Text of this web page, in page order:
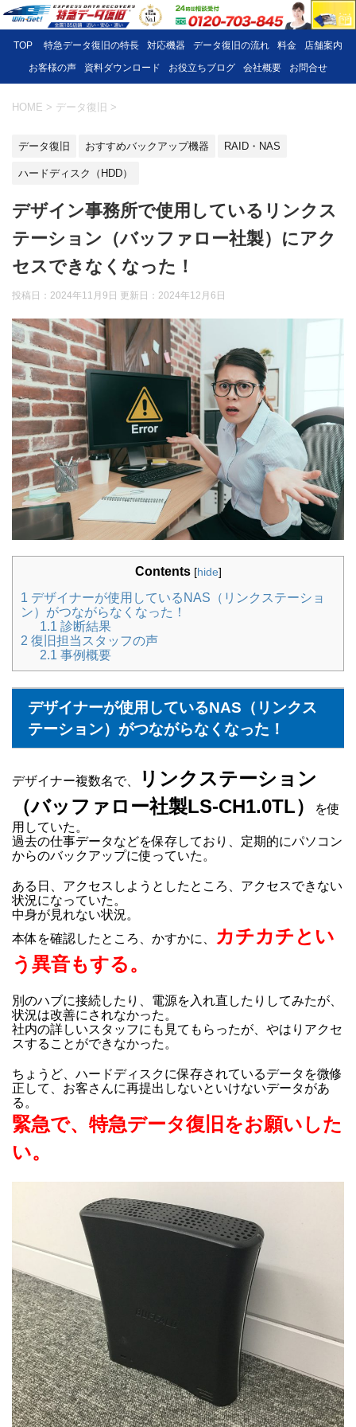
TOP 特急データ復旧の特長 対応機器 データ復旧の流れ 料金
店舗案内
お客様の声
資料ダウンロード お役立ちブログ 会社概要 お問合せ
HOME > データ復旧 >
データ復旧 おすすめバックアップ機器 RAID・NAS
ハードディスク（HDD）
デザイン事務所で使用しているリンクス
テーション（バッファロー社製）にアク
セスできなくなった！
投稿日：2024年11月9日 更新日： 2024年12月6日
Contents [hide]
1 デザイナーが使用しているNAS（リンクステーショ
ン）がつながらなくなった！
1.1 診断結果
2 復旧担当スタッフの声
2.1 事例概要
デザイナーが使用しているNAS（リンクス
テーション）がつながらなくなった！
デザイナー複数名で、
リンクステーション
（バッファロー社製LS-CH1.0TL）
を使
用していた。
過去の仕事データなどを保存しており、定期的にパソコン
からのバックアップに使っていた。
ある日、アクセスしようとしたところ、アクセスできない
状況になっていた。
中身が見れない状況。
本体を確認したところ、かすかに、
カチカチとい
う異音もする。
別のハブに接続したり、電源を入れ直したりしてみたが、
状況は改善にされなかった。
社内の詳しいスタッフにも見てもらったが、やはりアクセ
スすることができなかった。
ちょうど、ハードディスクに保存されているデータを微修
正して、お客さんに再提出しないといけないデータがあ
る。
緊急で、特急データ復旧をお願いした
い。